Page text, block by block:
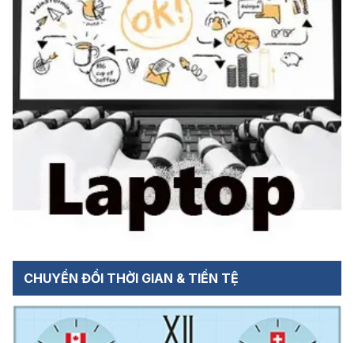
CHUYỂN ĐỔI THỜI GIAN & TIỀN TỆ